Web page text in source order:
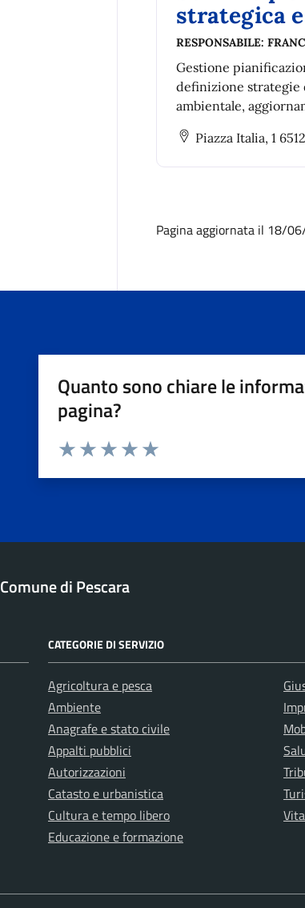
strategica
RESPONSABILE:
Gestione
definizione strategie
ambientale,
piani di settore e
Piazza Italia, 1
Pagina aggiornata il 18/
Quanto sono chiare le
pagina?
Comune di Pescara
CATEGORIE DI SERVIZIO
Agricoltura e pesca
Ambiente
Anagrafe e stato civile
Appalti pubblici
Autorizzazioni
Catasto e urbanistica
Cultura e tempo libero
Educazione e formazione